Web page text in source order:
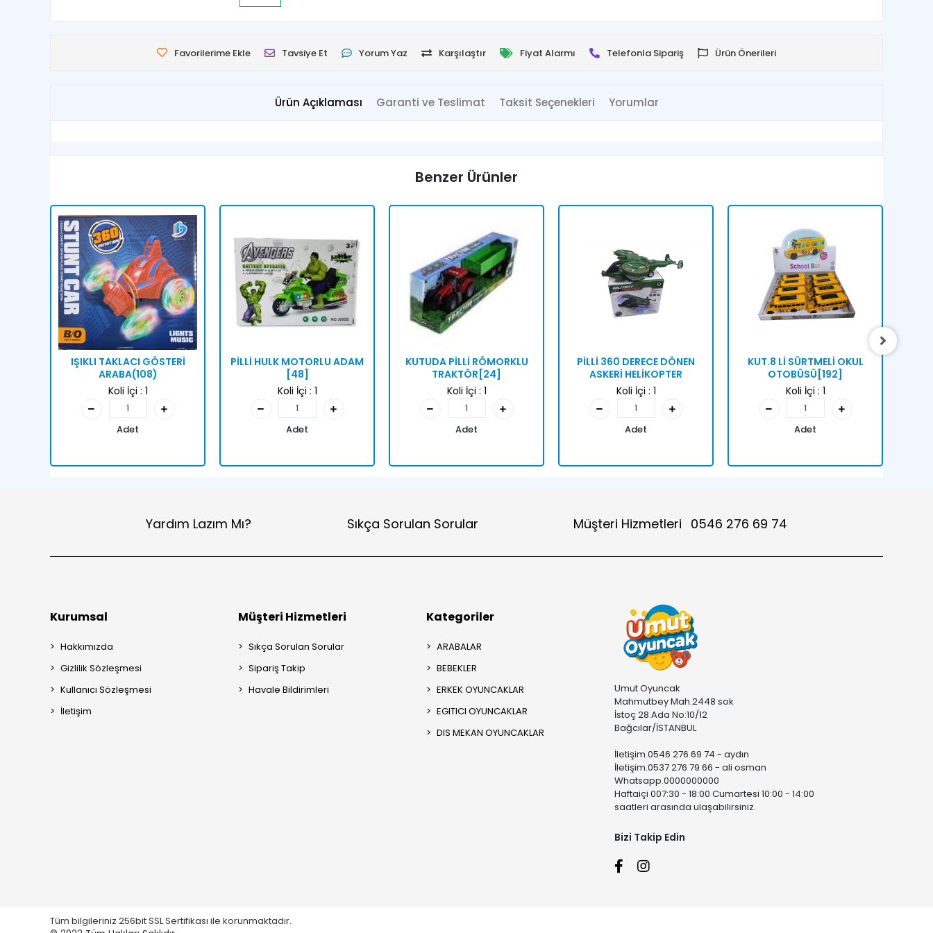
Favorilerime Ekle Tavsiye Et Yorum Yaz Karşılaştır Fiyat Alarmı Telefonla Sipariş Ürün Önerileri
Ürün Açıklaması Garanti ve Teslimat Taksit Seçenekleri Yorumlar
Benzer Ürünler
IŞIKLI TAKLACI GÖSTERİ
ARABA(108)
Koli İçi : 1
Adet
PİLLİ HULK MOTORLU ADAM
[48]
Koli İçi : 1
Adet
KUTUDA PİLLİ RÖMORKLU
TRAKTÖR[24]
Koli İçi : 1
Adet
PİLLİ 360 DERECE DÖNEN
ASKERİ HELİKOPTER
Koli İçi : 1
Adet
KUT.8 Lİ SÜRTMELİ OKUL
OTOBÜSÜ[192]
Koli İçi : 1
Adet
Yardım Lazım Mı? Sıkça Sorulan Sorular Müşteri Hizmetleri 0546 276 69 74
Kurumsal
Hakkımızda
Gizlilik Sözleşmesi
Kullanıcı Sözleşmesi
İletişim
Müşteri Hizmetleri
Sıkça Sorulan Sorular
Sipariş Takip
Havale Bildirimleri
Kategoriler
ARABALAR
BEBEKLER
ERKEK OYUNCAKLAR
EGITICI OYUNCAKLAR
DIS MEKAN OYUNCAKLAR
Umut Oyuncak
Mahmutbey Mah.2448 sok
İstoç 28.Ada No:10/12
Bağcılar/İSTANBUL
İletişim.0546 276 69 74 - aydın
İletişim.0537 276 79 66 - ali osman
Whatsapp.0000000000
Haftaiçi 007:30 - 18:00 Cumartesi 10:00 - 14:00
saatleri arasında ulaşabilirsiniz.
Bizi Takip Edin
Tüm bilgileriniz 256bit SSL Sertifikası ile korunmaktadır.